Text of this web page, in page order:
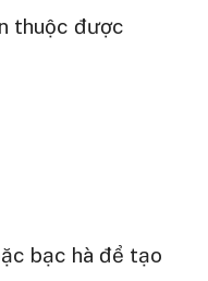
thuộc được
bạc hà để tạo